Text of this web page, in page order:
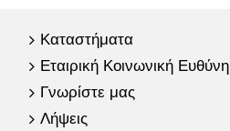
Καταστήματα
Εταιρική Κοινωνική Ευθύνη
Γνωρίστε μας
Λήψεις